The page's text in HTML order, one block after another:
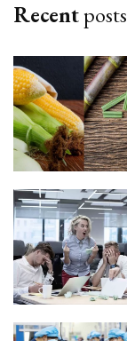
Recentposts